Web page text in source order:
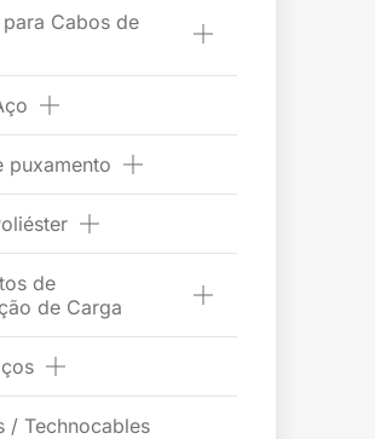
Cabos de
puxamento
de
de Carga
/ Technocables